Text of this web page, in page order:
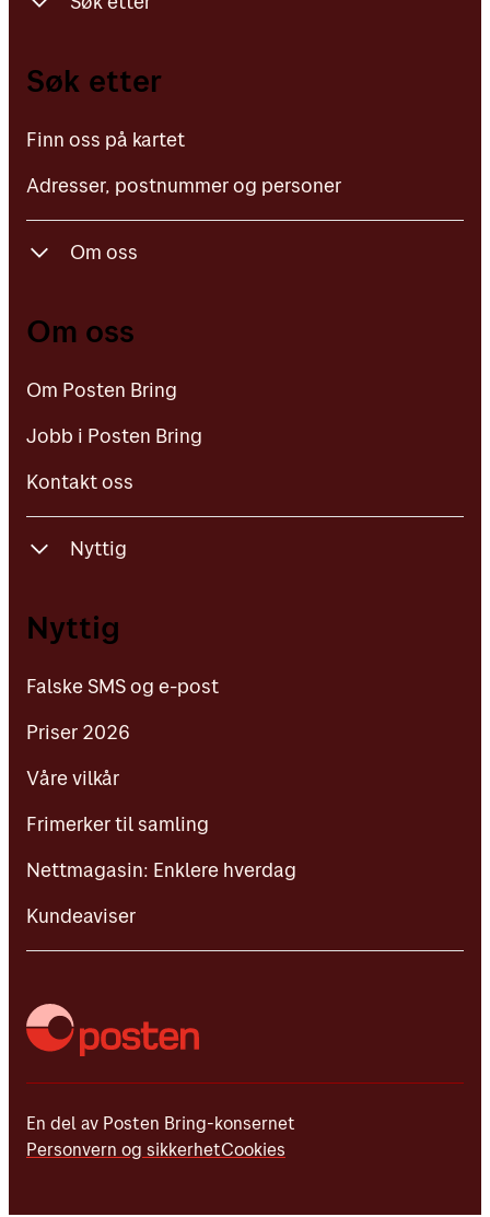
Finn oss på kartet
Søk etter
Finn oss på kartet
Adresser, postnummer og personer
Om oss
Om oss
Om Posten Bring
Jobb i Posten Bring
Kontakt oss
Nyttig
Falske SMS og e-post
Nyttig
Falske SMS og e-post
Priser 2026
Våre vilkår
Frimerker til samling
Nettmagasin: Enklere hverdag
Kundeaviser
En del av Posten Bring-konsernet
Personvern og sikkerhetCookies